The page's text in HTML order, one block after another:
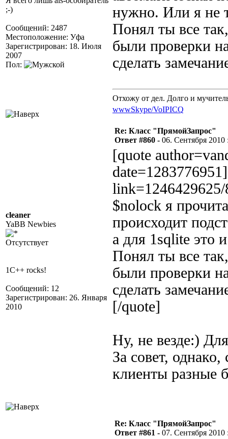
;-)
Сообщений: 2487
Местоположение: Уфа
Зарегистрирован: 18. Июля
2007
Пол:
нужно. Или я не
Понял ты все
были проверки
сделать
Отхожу от дел. Долго и
wwwSkype/VoIPICQ
cleaner
YaBB Newbies
Отсутствует
1C++ rocks!
Сообщений: 12
Зарегистрирован: 26. Января
2010
Re: Класс "ПрямойЗапрос"
Ответ #860 - 06. Сентября 2010
[quote
$nolock я
происходит
а для 1sqlite это
Понял ты все
были проверки
сделать
[/quote]
Ну, не везде:)
За совет,
клиенты разные
Re: Класс "ПрямойЗапрос"
Ответ #861 - 07. Сентября 2010